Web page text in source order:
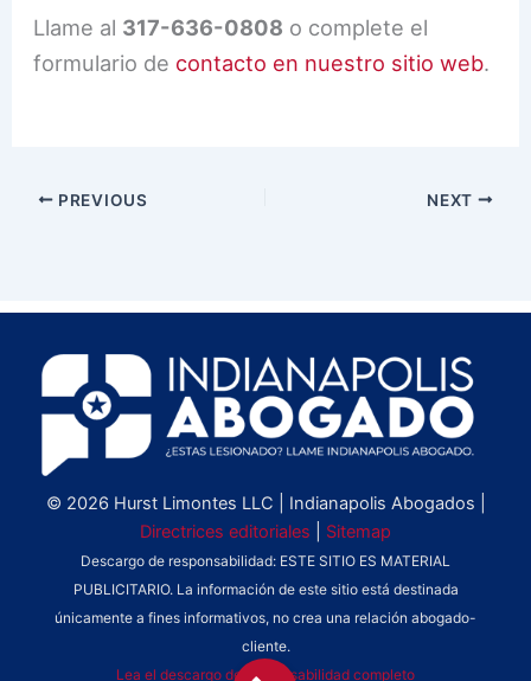
Llame al 317-636-0808 o complete el
formulario de contacto en nuestro sitio web.
PREVIOUS NEXT
© 2026 Hurst Limontes LLC | Indianapolis Abogados |
Directrices editoriales
Sitemap
Descargo de responsabilidad: ESTE SITIO ES MATERIAL
PUBLICITARIO. La información de este sitio está destinada
únicamente a fines informativos, no crea una relación abogado-
cliente.
Lea el descargo de responsabilidad completo